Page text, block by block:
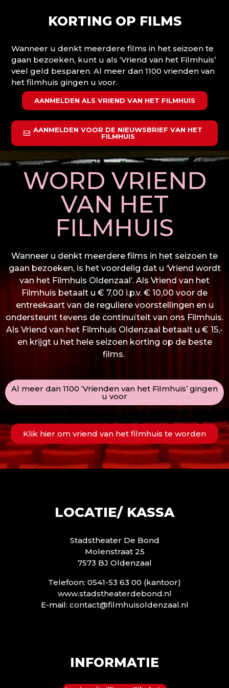
KORTING OP FILMS
Wanneer u denkt meerdere films in het seizoen te
gaan bezoeken, kunt u als ‘Vriend van het Filmhuis’
veel geld besparen. Al meer dan 1100 vrienden van
het filmhuis gingen u voor.
AANMELDEN ALS VRIEND VAN HET FILMHUIS
AANMELDEN VOOR DE NIEUWSBRIEF VAN HET
FILMHUIS
WORD VRIEND
VAN HET
FILMHUIS
Wanneer u denkt meerdere films in het seizoen te
gaan bezoeken, is het voordelig dat u ‘Vriend wordt
van het Filmhuis Oldenzaal’. Als Vriend van het
Filmhuis betaalt u € 7,00 i.p.v. € 10,00 voor de
entreekaart van de reguliere voorstellingen en u
ondersteunt tevens de continuïteit van ons Filmhuis.
Als Vriend van het Filmhuis Oldenzaal betaalt u € 15,-
en krijgt u het hele seizoen korting op de beste
films.
Al meer dan 1100 ‘Vrienden van het Filmhuis’ gingen
u voor
Klik hier om vriend van het filmhuis te worden
LOCATIE/ KASSA
Stadstheater De Bond
Molenstraat 25
7573 BJ Oldenzaal
Telefoon: 0541-53 63 00 (kantoor)
www.stadstheaterdebond.nl
E-mail: contact@filmhuisoldenzaal.nl
INFORMATIE